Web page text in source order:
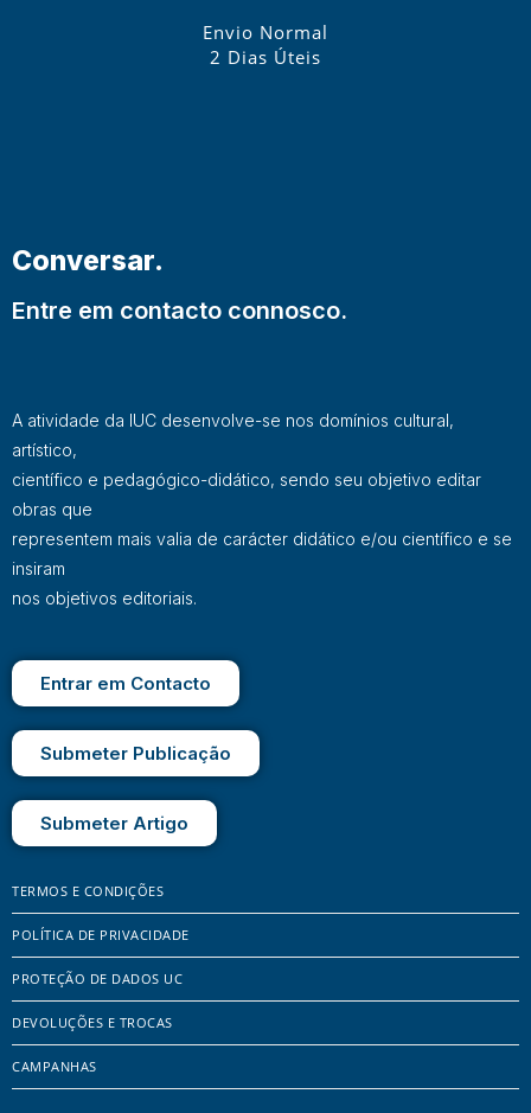
Envio Normal
2 Dias Úteis
Conversar.
Entre em contacto connosco.
A atividade da IUC desenvolve-se nos domínios cultural,
artístico,
científico e pedagógico-didático, sendo seu objetivo editar
obras que
representem mais valia de carácter didático e/ou científico e se
insiram
nos objetivos editoriais.
Entrar em Contacto
Submeter Publicação
Submeter Artigo
TERMOS E CONDIÇÕES
POLÍTICA DE PRIVACIDADE
PROTEÇÃO DE DADOS UC
DEVOLUÇÕES E TROCAS
CAMPANHAS